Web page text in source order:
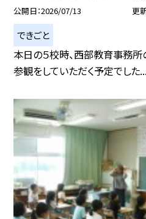
公開日 2026/07/13 更
できごと
本日の５校時、西部教育事務
参観をしていただく予定でした...